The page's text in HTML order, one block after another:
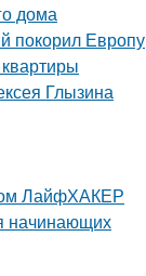
дома
покорил Европу
Глызина
ЛайфХАКЕР
начинающих